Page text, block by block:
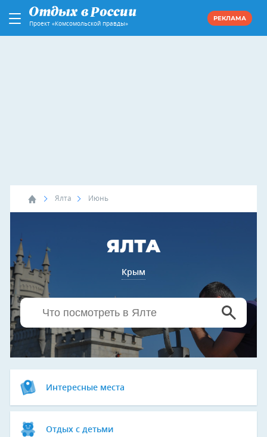
Проект «Комсомольской правды»
РЕКЛАМА
Ялта Июнь
ЯЛТА
Крым
Интересные места
Отдых с детьми